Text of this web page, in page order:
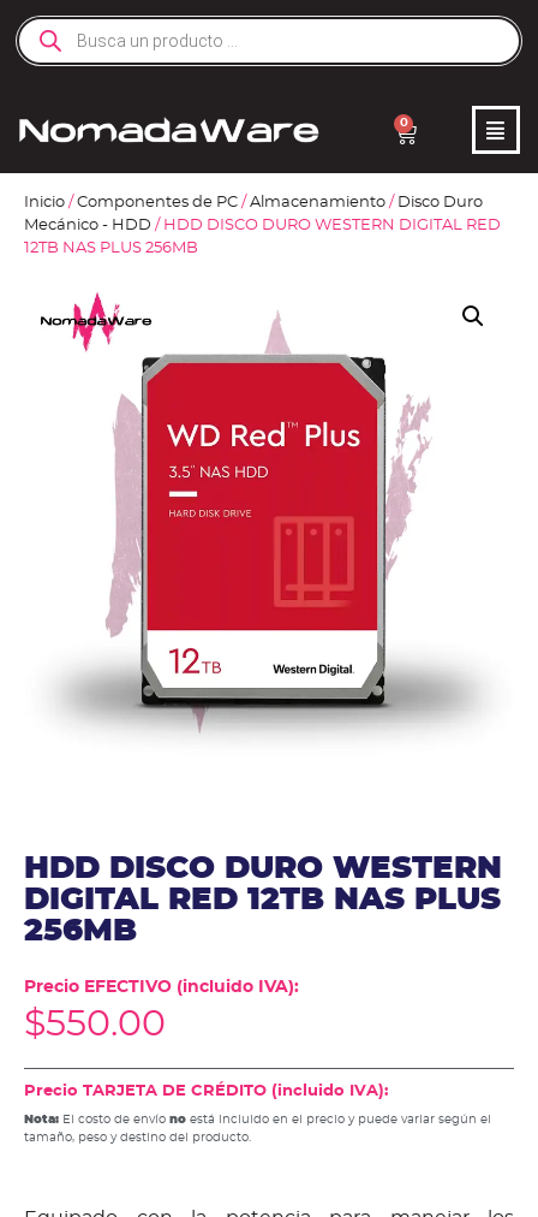
0
Inicio / Componentes de PC / Almacenamiento / Disco Duro
Mecánico - HDD / HDD DISCO DURO WESTERN DIGITAL RED
12TB NAS PLUS 256MB
HDD DISCO DURO WESTERN
DIGITAL RED 12TB NAS PLUS
256MB
Precio EFECTIVO (incluido IVA):
$550.00
Precio TARJETA DE CRÉDITO (incluido IVA):
Nota: El costo de envío no está incluido en el precio y puede variar según el
tamaño, peso y destino del producto.